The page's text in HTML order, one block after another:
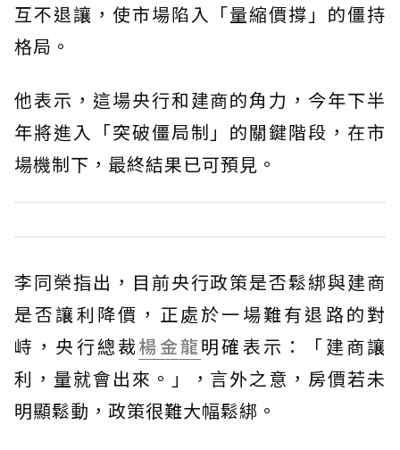
互不退讓，使市場陷入「量縮價撐」的僵持
格局。
他表示，這場央行和建商的角力，今年下半
年將進入「突破僵局制」的關鍵階段，在市
場機制下，最終結果已可預見。
李同榮指出，目前央行政策是否鬆綁與建商
是否讓利降價，正處於一場難有退路的對
峙，央行總裁楊金龍明確表示：「建商讓
利，量就會出來。」，言外之意，房價若未
明顯鬆動，政策很難大幅鬆綁。